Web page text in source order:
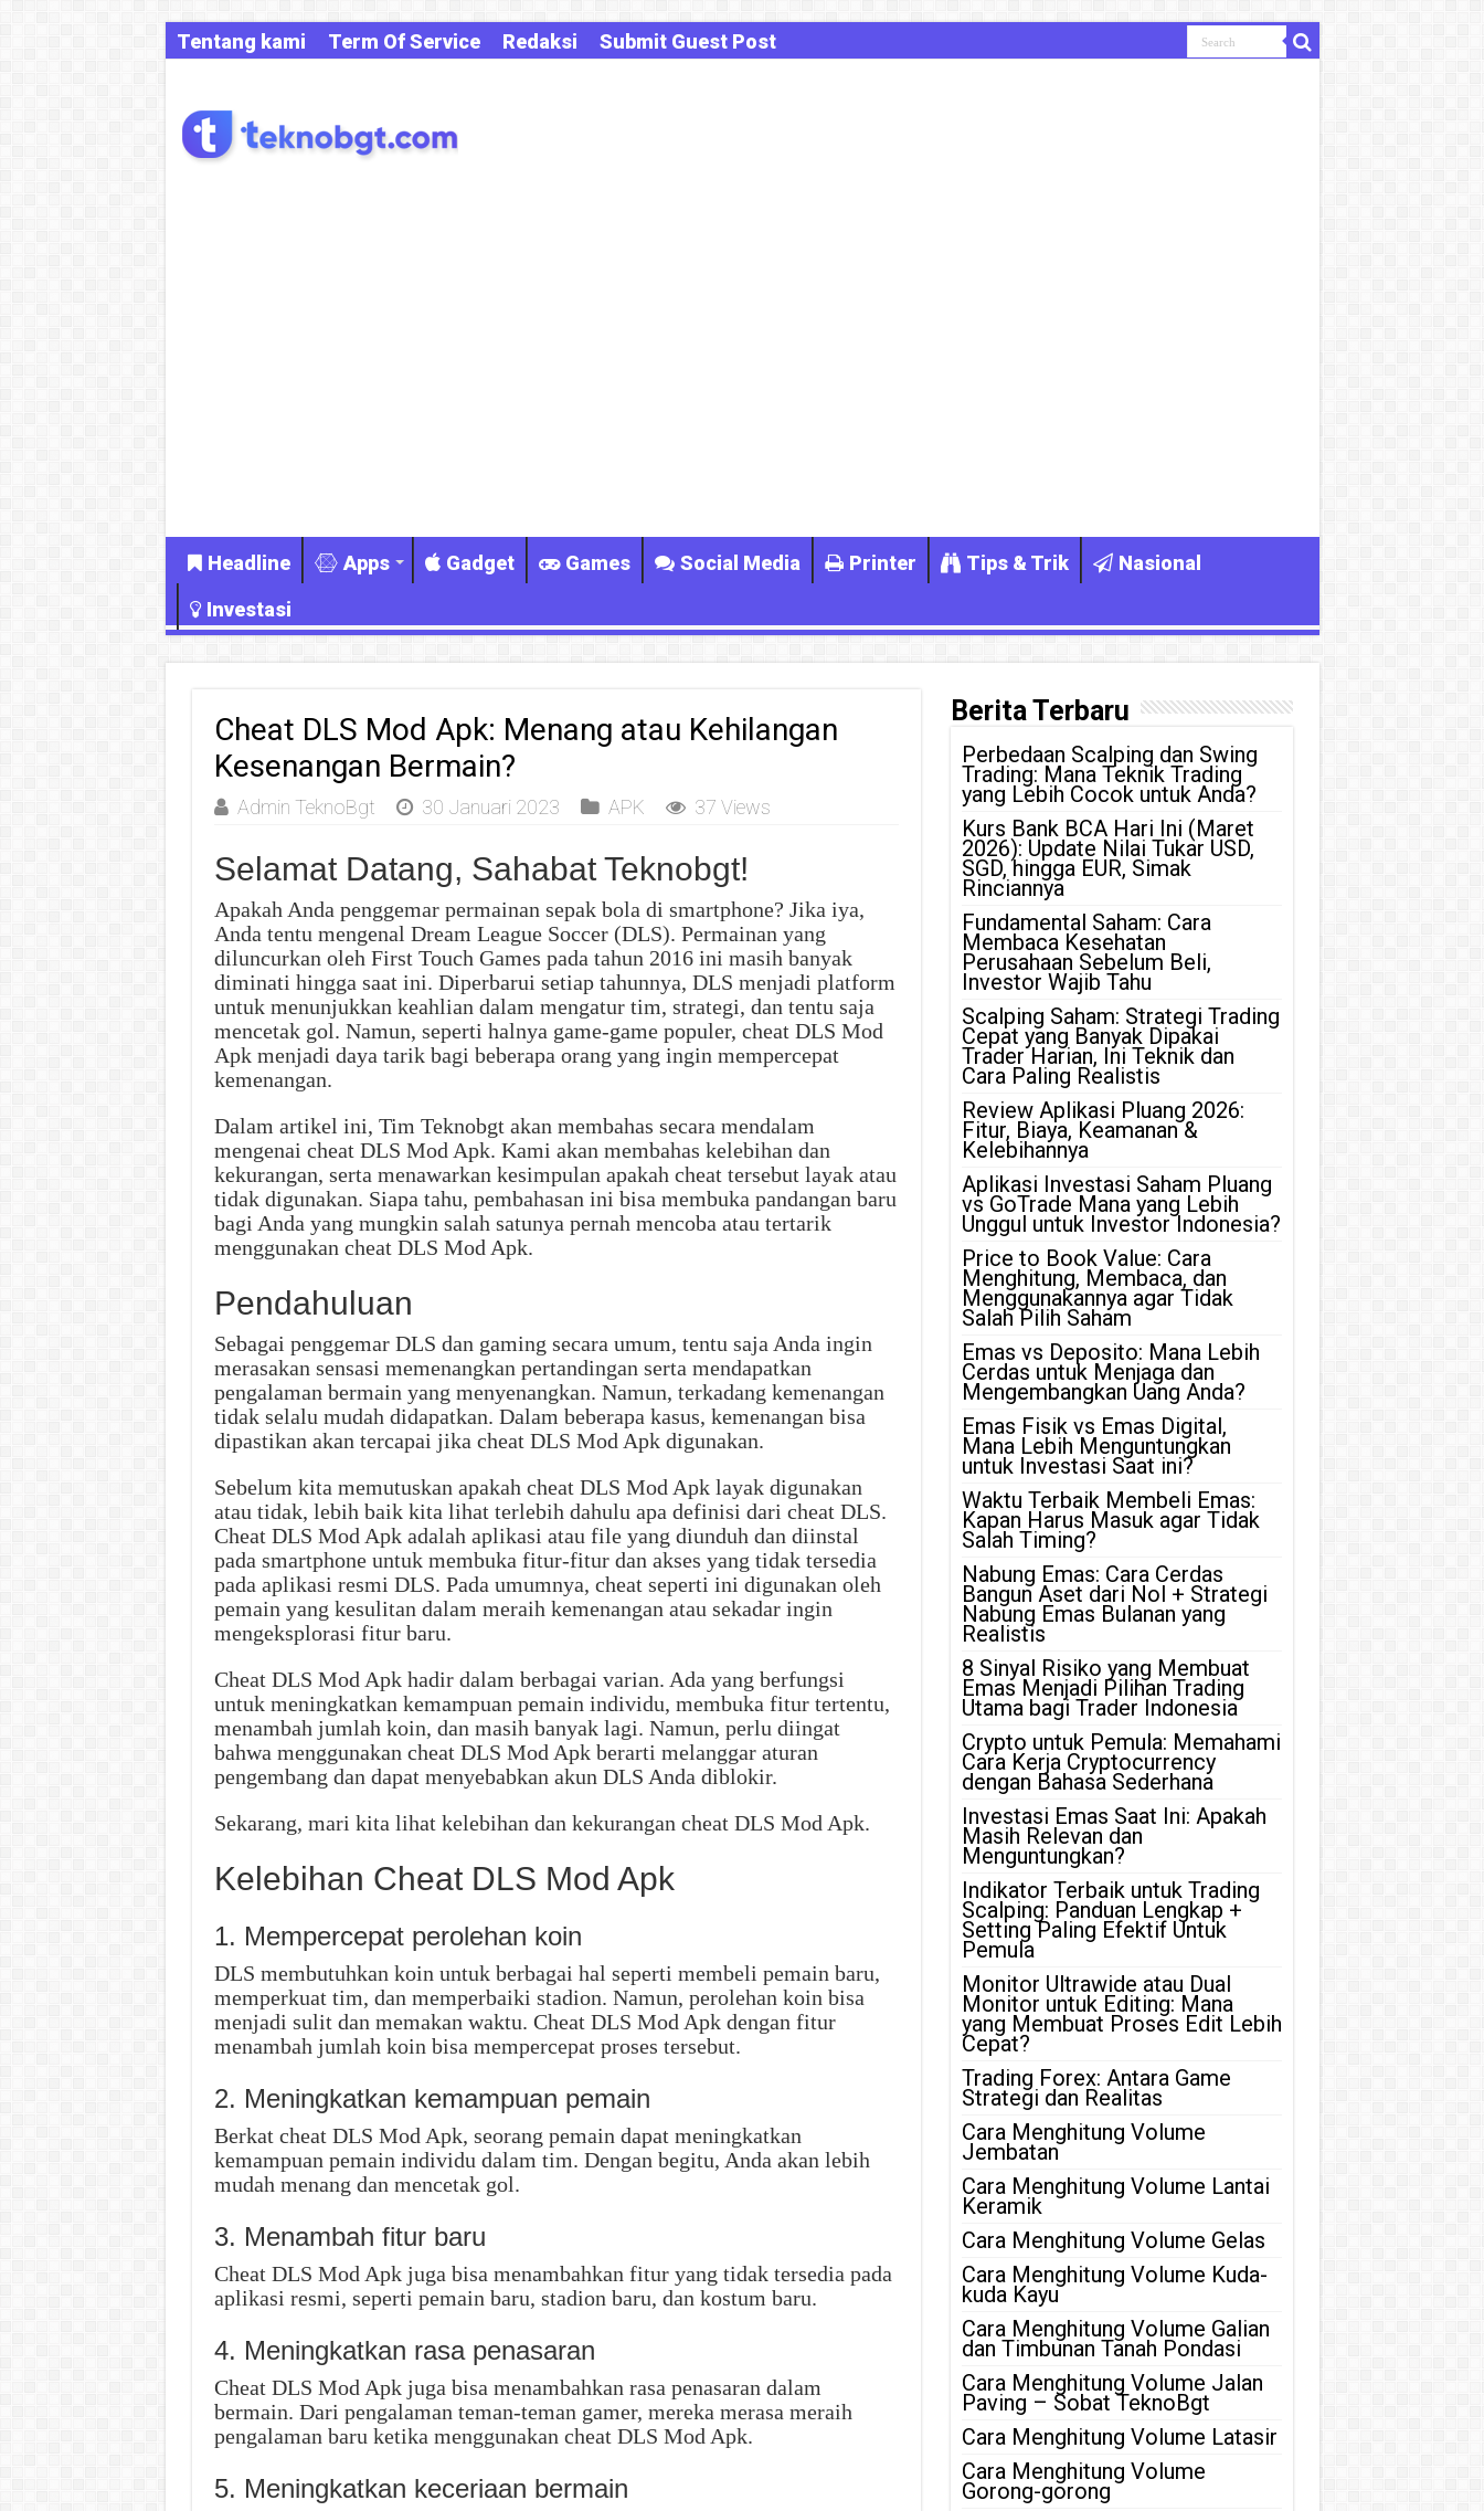
Tentang kami Term Of Service Redaksi Submit Guest Post
Headline Apps Gadget Games Social Media Printer Tips & Trik
Nasional
Investasi
Cheat DLS Mod Apk: Menang atau Kehilangan
Kesenangan Bermain?
Admin TeknoBgt 30 Januari 2023 APK 37 Views
Selamat Datang, Sahabat Teknobgt!
Apakah Anda penggemar permainan sepak bola di smartphone? Jika iya,
Anda tentu mengenal Dream League Soccer (DLS). Permainan yang
diluncurkan oleh First Touch Games pada tahun 2016 ini masih banyak
diminati hingga saat ini. Diperbarui setiap tahunnya, DLS menjadi platform
untuk menunjukkan keahlian dalam mengatur tim, strategi, dan tentu saja
mencetak gol. Namun, seperti halnya game-game populer, cheat DLS Mod
Apk menjadi daya tarik bagi beberapa orang yang ingin mempercepat
kemenangan.
Dalam artikel ini, Tim Teknobgt akan membahas secara mendalam
mengenai cheat DLS Mod Apk. Kami akan membahas kelebihan dan
kekurangan, serta menawarkan kesimpulan apakah cheat tersebut layak atau
tidak digunakan. Siapa tahu, pembahasan ini bisa membuka pandangan baru
bagi Anda yang mungkin salah satunya pernah mencoba atau tertarik
menggunakan cheat DLS Mod Apk.
Pendahuluan
Sebagai penggemar DLS dan gaming secara umum, tentu saja Anda ingin
merasakan sensasi memenangkan pertandingan serta mendapatkan
pengalaman bermain yang menyenangkan. Namun, terkadang kemenangan
tidak selalu mudah didapatkan. Dalam beberapa kasus, kemenangan bisa
dipastikan akan tercapai jika cheat DLS Mod Apk digunakan.
Sebelum kita memutuskan apakah cheat DLS Mod Apk layak digunakan
atau tidak, lebih baik kita lihat terlebih dahulu apa definisi dari cheat DLS.
Cheat DLS Mod Apk adalah aplikasi atau file yang diunduh dan diinstal
pada smartphone untuk membuka fitur-fitur dan akses yang tidak tersedia
pada aplikasi resmi DLS. Pada umumnya, cheat seperti ini digunakan oleh
pemain yang kesulitan dalam meraih kemenangan atau sekadar ingin
mengeksplorasi fitur baru.
Cheat DLS Mod Apk hadir dalam berbagai varian. Ada yang berfungsi
untuk meningkatkan kemampuan pemain individu, membuka fitur tertentu,
menambah jumlah koin, dan masih banyak lagi. Namun, perlu diingat
bahwa menggunakan cheat DLS Mod Apk berarti melanggar aturan
pengembang dan dapat menyebabkan akun DLS Anda diblokir.
Sekarang, mari kita lihat kelebihan dan kekurangan cheat DLS Mod Apk.
Kelebihan Cheat DLS Mod Apk
1. Mempercepat perolehan koin
DLS membutuhkan koin untuk berbagai hal seperti membeli pemain baru,
memperkuat tim, dan memperbaiki stadion. Namun, perolehan koin bisa
menjadi sulit dan memakan waktu. Cheat DLS Mod Apk dengan fitur
menambah jumlah koin bisa mempercepat proses tersebut.
2. Meningkatkan kemampuan pemain
Berkat cheat DLS Mod Apk, seorang pemain dapat meningkatkan
kemampuan pemain individu dalam tim. Dengan begitu, Anda akan lebih
mudah menang dan mencetak gol.
3. Menambah fitur baru
Cheat DLS Mod Apk juga bisa menambahkan fitur yang tidak tersedia pada
aplikasi resmi, seperti pemain baru, stadion baru, dan kostum baru.
4. Meningkatkan rasa penasaran
Cheat DLS Mod Apk juga bisa menambahkan rasa penasaran dalam
bermain. Dari pengalaman teman-teman gamer, mereka merasa meraih
pengalaman baru ketika menggunakan cheat DLS Mod Apk.
5. Meningkatkan keceriaan bermain
Berita Terbaru
Perbedaan Scalping dan Swing
Trading: Mana Teknik Trading
yang Lebih Cocok untuk Anda?
Kurs Bank BCA Hari Ini (Maret
2026): Update Nilai Tukar USD,
SGD, hingga EUR, Simak
Rinciannya
Fundamental Saham: Cara
Membaca Kesehatan
Perusahaan Sebelum Beli,
Investor Wajib Tahu
Scalping Saham: Strategi Trading
Cepat yang Banyak Dipakai
Trader Harian, Ini Teknik dan
Cara Paling Realistis
Review Aplikasi Pluang 2026:
Fitur, Biaya, Keamanan &
Kelebihannya
Aplikasi Investasi Saham Pluang
vs GoTrade Mana yang Lebih
Unggul untuk Investor Indonesia?
Price to Book Value: Cara
Menghitung, Membaca, dan
Menggunakannya agar Tidak
Salah Pilih Saham
Emas vs Deposito: Mana Lebih
Cerdas untuk Menjaga dan
Mengembangkan Uang Anda?
Emas Fisik vs Emas Digital,
Mana Lebih Menguntungkan
untuk Investasi Saat ini?
Waktu Terbaik Membeli Emas:
Kapan Harus Masuk agar Tidak
Salah Timing?
Nabung Emas: Cara Cerdas
Bangun Aset dari Nol + Strategi
Nabung Emas Bulanan yang
Realistis
8 Sinyal Risiko yang Membuat
Emas Menjadi Pilihan Trading
Utama bagi Trader Indonesia
Crypto untuk Pemula: Memahami
Cara Kerja Cryptocurrency
dengan Bahasa Sederhana
Investasi Emas Saat Ini: Apakah
Masih Relevan dan
Menguntungkan?
Indikator Terbaik untuk Trading
Scalping: Panduan Lengkap +
Setting Paling Efektif Untuk
Pemula
Monitor Ultrawide atau Dual
Monitor untuk Editing: Mana
yang Membuat Proses Edit Lebih
Cepat?
Trading Forex: Antara Game
Strategi dan Realitas
Cara Menghitung Volume
Jembatan
Cara Menghitung Volume Lantai
Keramik
Cara Menghitung Volume Gelas
Cara Menghitung Volume Kuda-
kuda Kayu
Cara Menghitung Volume Galian
dan Timbunan Tanah Pondasi
Cara Menghitung Volume Jalan
Paving – Sobat TeknoBgt
Cara Menghitung Volume Latasir
Cara Menghitung Volume
Gorong-gorong